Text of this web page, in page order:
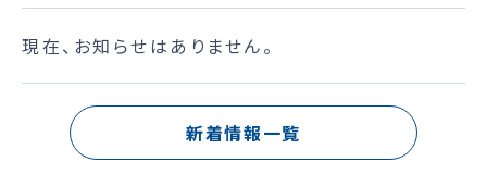
現在、お知らせはありません。
新着情報一覧